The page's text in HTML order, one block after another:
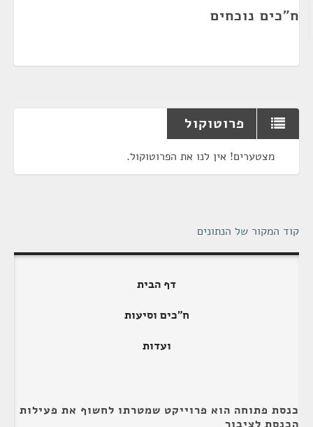
ח"כים נוכחים
פרוטוקול
מצטערים! אין לנו את הפרוטוקול.
קוד המקור של הנתונים
דף הבית
ח"כים וסיעות
ועדות
כנסת פתוחה הוא פרוייקט שמטרתו לחשוף את פעילות